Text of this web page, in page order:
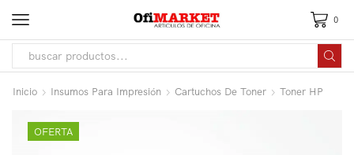
0
Inicio Insumos Para Impresión Cartuchos De Toner Toner HP
OFERTA